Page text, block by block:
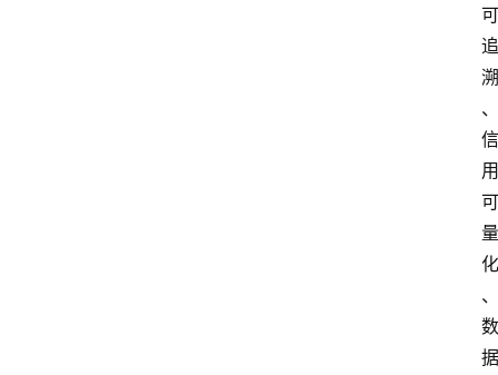
可
追
溯
、
信
用
可
量
化
、
数
据